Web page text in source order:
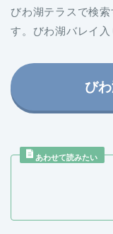
びわ湖テラスで検
す。びわ湖バレイ入
び